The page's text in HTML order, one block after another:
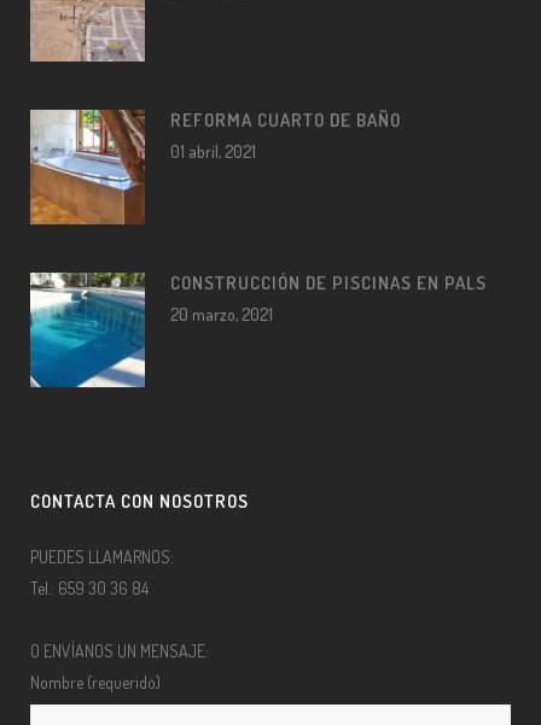
REFORMA CUARTO DE BAÑO
01 abril, 2021
CONSTRUCCIÓN DE PISCINAS EN PALS
20 marzo, 2021
CONTACTA CON NOSOTROS
PUEDES LLAMARNOS:
Tel.: 659 30 36 84
O ENVÍANOS UN MENSAJE:
Nombre (requerido)